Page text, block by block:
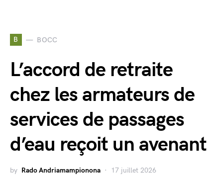
B BOCC
L’accord de retraite
chez les armateurs de
services de passages
d’eau reçoit un avenant
by Rado Andriamampionona 17 juillet 2026